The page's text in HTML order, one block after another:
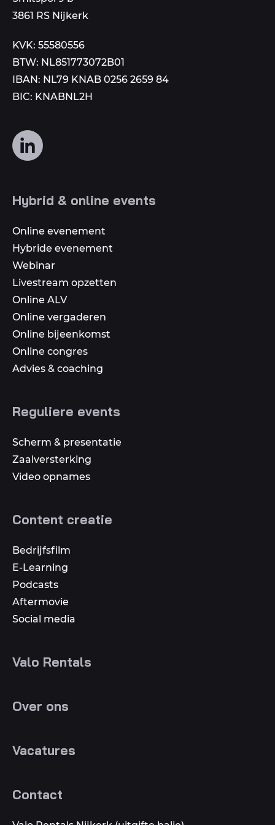
3861 RS Nijkerk
KVK: 55580556
BTW: NL851773072B01
IBAN: NL79 KNAB 0256 2659 84
BIC: KNABNL2H
Volg
ons
media
Hybrid & online events
Online evenement
Hybride evenement
Webinar
Livestream opzetten
Online ALV
Online vergaderen
Online bijeenkomst
Online congres
Advies & coaching
Reguliere events
Scherm & presentatie
Zaalversterking
Video opnames
Content creatie
Bedrijfsfilm
E-Learning
Podcasts
Aftermovie
Social media
Valo Rentals
Over ons
Vacatures
Contact